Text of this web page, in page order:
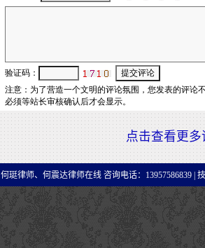
点击查看更多
何珽律师、何震达律师在线 咨询电话：13957586839 |